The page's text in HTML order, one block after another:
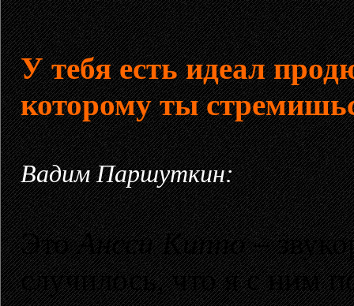
У тебя есть идеал
которому ты
Вадим Паршуткин:
ЭтоАнсси Киппо–
случилось, что я с ним